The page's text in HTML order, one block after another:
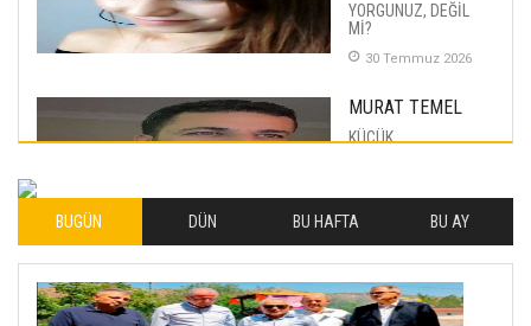
YORGUNUZ, DEĞİL
Mİ?
30 Temmuz 2026
MURAT TEMEL
KÜÇÜK
İLHAN YILMAZ
SOFRADA AYRIMCILIK
VAR
26 Subat 2026
BUGÜN DÜN BU HAFTA BU AY